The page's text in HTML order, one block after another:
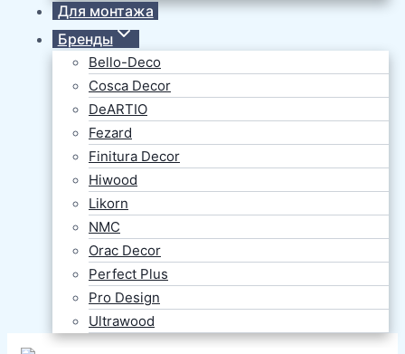
Для монтажа
Бренды
Bello-Deco
Cosca Decor
DeARTIO
Fezard
Finitura Decor
Hiwood
Likorn
NMC
Orac Decor
Perfect Plus
Pro Design
Ultrawood